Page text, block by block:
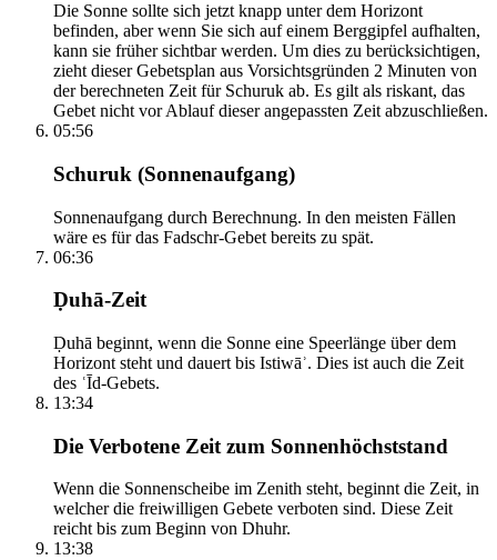
Die Sonne sollte sich jetzt knapp unter dem Horizont
befinden, aber wenn Sie sich auf einem Berggipfel aufhalten,
kann sie früher sichtbar werden. Um dies zu berücksichtigen,
zieht dieser Gebetsplan aus Vorsichtsgründen 2 Minuten von
der berechneten Zeit für Schuruk ab. Es gilt als riskant, das
Gebet nicht vor Ablauf dieser angepassten Zeit abzuschließen.
05:56
Schuruk (Sonnenaufgang)
Sonnenaufgang durch Berechnung. In den meisten Fällen
wäre es für das Fadschr-Gebet bereits zu spät.
06:36
Ḍuhā-Zeit
Ḍuhā beginnt, wenn die Sonne eine Speerlänge über dem
Horizont steht und dauert bis Istiwāʾ. Dies ist auch die Zeit
des ʿĪd-Gebets.
13:34
Die Verbotene Zeit zum Sonnenhöchststand
Wenn die Sonnenscheibe im Zenith steht, beginnt die Zeit, in
welcher die freiwilligen Gebete verboten sind. Diese Zeit
reicht bis zum Beginn von Dhuhr.
13:38